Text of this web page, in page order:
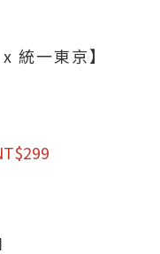
統一東京】